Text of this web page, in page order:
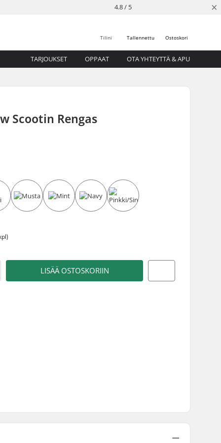
4.8 / 5 ×
Ostoskori
Tallennettu
Tilini
TARJOUKSET OPPAAT OTA YHTEYTTÄ & APU
Scootin Rengas
LISÄÄ OSTOSKORIIN